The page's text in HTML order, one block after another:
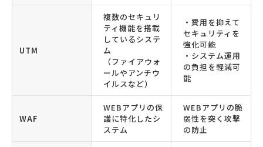
UTM
複数のセキュリ
ティ機能を搭載
しているシステ
ム
（ファイアウォ
ールやアンチウ
イルスなど）
・費用を抑えて
セキュリティを
強化可能
・システム運用
の負担を軽減可
能
WAF
WEBアプリの保
護に特化したシ
ステム
WEBアプリの脆
弱性を突く攻撃
の防止